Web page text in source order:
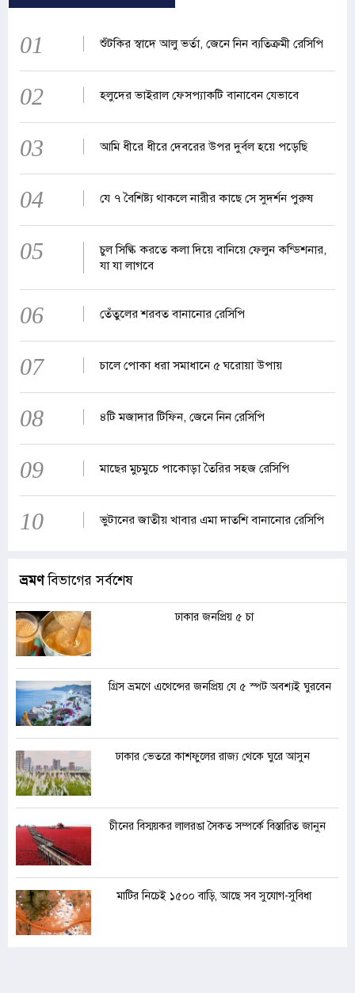
01 শুঁটকির স্বাদে আলু ভর্তা, জেনে নিন ব্যতিক্রমী রেসিপি
02 হলুদের ভাইরাল ফেসপ্যাকটি বানাবেন যেভাবে
03 আমি ধীরে ধীরে দেবরের উপর দুর্বল হয়ে পড়েছি
04 যে ৭ বৈশিষ্ট্য থাকলে নারীর কাছে সে সুদর্শন পুরুষ
05
চুল সিল্কি করতে কলা দিয়ে বানিয়ে ফেলুন কন্ডিশনার,
যা যা লাগবে
06 তেঁতুলের শরবত বানানোর রেসিপি
07 চালে পোকা ধরা সমাধানে ৫ ঘরোয়া উপায়
08 ৪টি মজাদার টিফিন, জেনে নিন রেসিপি
09 মাছের মুচমুচে পাকোড়া তৈরির সহজ রেসিপি
10 ভুটানের জাতীয় খাবার এমা দাতশি বানানোর রেসিপি
ভ্রমণবিভাগের সর্বশেষ
ঢাকার জনপ্রিয় ৫ চা
গ্রিস ভ্রমণে এথেন্সের জনপ্রিয় যে ৫ স্পট অবশ্যই ঘুরবেন
ঢাকার ভেতরে কাশফুলের রাজ্য থেকে ঘুরে আসুন
চীনের বিস্ময়কর লালরঙা সৈকত সম্পর্কে বিস্তারিত জানুন
মাটির নিচেই ১৫০০ বাড়ি, আছে সব সুযোগ-সুবিধা